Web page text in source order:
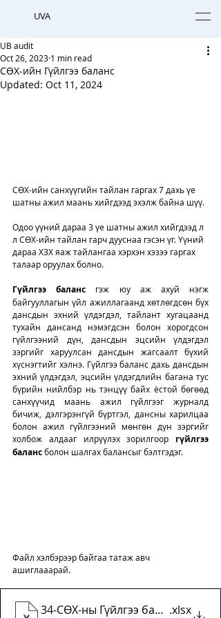
UVA
СӨХ-ийн Гүйлгээ баланс
UB audit
Oct 26, 2023 1 min read
Updated: Oct 11, 2024
СӨХ-ийн санхүүгийн тайлан гаргах 7 дахь үе
шатны ажил маань хийгдээд эхэлж байна шүү.
Одоо үүний дараа 3 үе шатны ажил хийгдээд л
л СӨХ-ийн тайлан гарч дууснаа гэсэн үг. Үүний
дараа ХЗХ яаж тайлангаа хэрхэн хэзээ гаргах
талаар оруулах болно.
Гүйлгээ баланс гэж юу аж ахуй нэгж
байгууллагын үйл ажиллагаанд хөтлөгдсөн бүх
дансдын эхний үлдэгдэл, тайлант хугацаанд
тухайн дансанд нэмэгдсэн болон хорогдсон
гүйлгээний дүн, дансдын эцсийн үлдэгдэл
зэргийг харуулсан дансдын жагсаалт бүхий
хүснэгтийг хэлнэ. Гүйлгээ баланс дахь дансдын
эхний үлдэгдэл, эцсийн үлдэгдлийн багана тус
бүрийн нийлбэр нь тэнцүү байх ёстой бөгөөд
санхүүчид маань ажил гүйлгээг журналд
бичиж, дэлгэрэнгүй бүртгэл, дансны харилцаа
болон ажил гүйлгээний мөнгөн дүн зэргийг
холбож алдааг илрүүлэх зорилгоор гүйлгээ
баланс болон шалгах балансыг бэлтгэдэг.
Файл хэлбэрээр байгаа татаж авч
ашиглааарай.
34-СӨХ-ны Гүйлгээ баланс.xlsx